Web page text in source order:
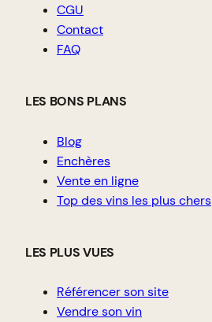
CGU
Contact
FAQ
LES BONS PLANS
Blog
Enchères
Vente en ligne
Top des vins les plus chers
LES PLUS VUES
Référencer son site
Vendre son vin